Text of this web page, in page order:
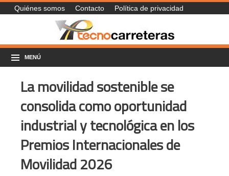
Quiénes somos Contacto Política de privacidad
MENÚ
La movilidad sostenible se
consolida como oportunidad
industrial y tecnológica en los
Premios Internacionales de
Movilidad 2026